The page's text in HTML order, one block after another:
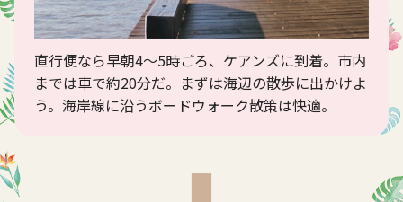
直行便なら早朝4～5時ごろ、ケアンズに到着。市内
までは車で約20分だ。まずは海辺の散歩に出かけよ
う。海岸線に沿うボードウォーク散策は快適。